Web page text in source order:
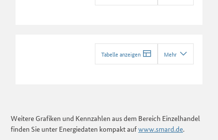
Tabelle anzeigen Mehr
Weitere Grafiken und Kennzahlen aus dem Bereich Einzelhandel
finden Sie unter Energiedaten kompakt aufwww.smard.de.